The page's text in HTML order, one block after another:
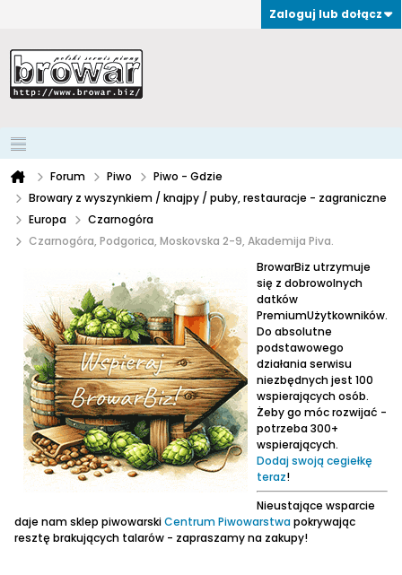
Zaloguj lub dołącz
Forum Piwo
Piwo - Gdzie
Browary z wyszynkiem / knajpy / puby, restauracje - zagraniczne
Europa
Czarnogóra
Czarnogóra, Podgorica, Moskovska 2-9, Akademija Piva.
BrowarBiz utrzymuje
się z dobrowolnych
datków
PremiumUżytkowników.
Do absolutne
podstawowego
działania serwisu
niezbędnych jest 100
wspierających osób.
Żeby go móc rozwijać -
potrzeba 300+
wspierających.
Dodaj swoją cegiełkę
teraz!
Nieustające wsparcie
daje nam sklep piwowarskiCentrum Piwowarstwapokrywając
resztę brakujących talarów - zapraszamy na zakupy!